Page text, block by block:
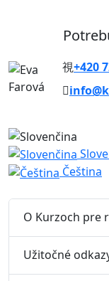
+420
Čeština
O Kurzoch pre
Užitočné